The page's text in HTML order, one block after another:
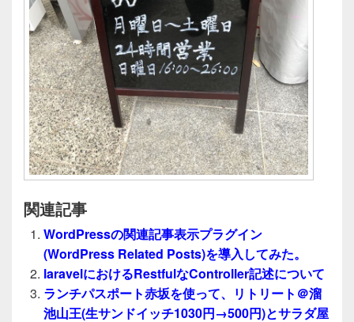
関連記事
WordPressの関連記事表示プラグイン
(WordPress Related Posts)を導入してみた。
laravelにおけるRestfulなController記述について
ランチパスポート赤坂を使って、リトリート＠溜
池山王(生サンドイッチ1030円→500円)とサラダ屋